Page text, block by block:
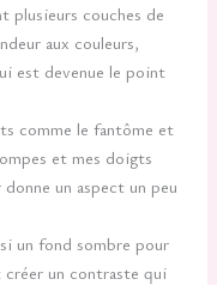
plusieurs couches de
aux couleurs,
est devenue le point
comme le fantôme et
et mes doigts
un aspect un peu
un fond sombre pour
un contraste qui